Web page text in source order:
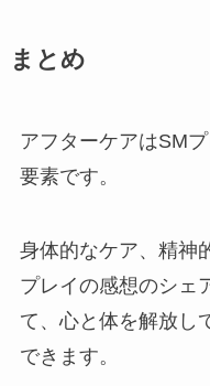
まとめ
アフターケアはSM
要素です。
身体的なケア、精神
プレイの感想のシェ
て、心と体を解放し
できます。